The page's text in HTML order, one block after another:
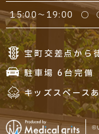
15:00～19:00 ○
宝町交差点から
駐車場 6台完備
キッズスペース
©